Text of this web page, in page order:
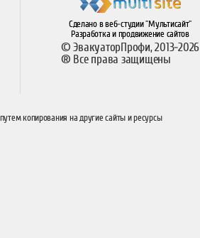
Сделано в веб-студии "Мультисайт"
Разработка и продвижение сайтов
© ЭвакуаторПрофи, 2013-2026
® Все права защищены
копирования на другие сайты и ресурсы